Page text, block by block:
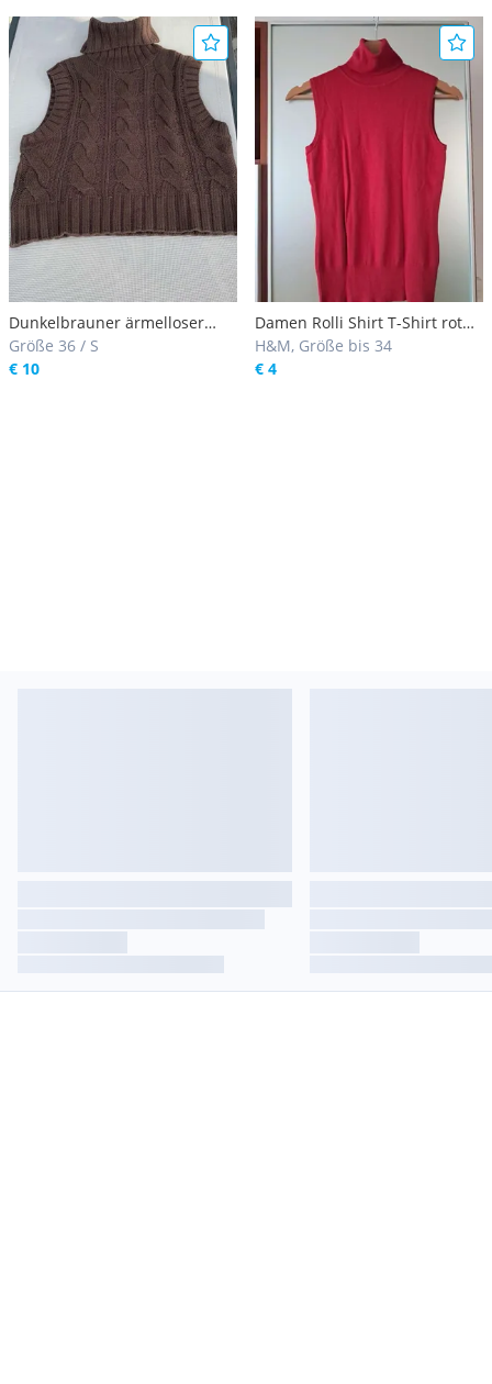
Dunkelbrauner ärmelloser
Strickpullunder mit Rolli
neuwertig Gr. S
Größe 36 / S
€ 10
Damen Rolli Shirt T-Shirt rot
ärmellos Größe 34
H&M, Größe bis 34
€ 4